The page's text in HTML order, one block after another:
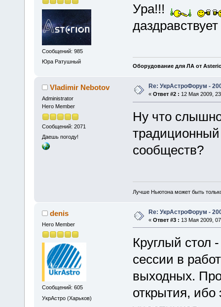
Сообщений: 985
Юра Ратушный
Ура!!!
Оборудование для ЛА от
Vladimir Nebotov
Administrator
Hero Member
Сообщений: 2071
Даешь погоду!
Re: УкрАстроФорум -
« Ответ #2 : 12 Мая 2009,
Ну что
сообществ?
Лучше Ньютона может быть
denis
Hero Member
Сообщений: 605
УкрАстро (Харьков)
Re: УкрАстроФорум -
« Ответ #3 : 13 Мая 2009,
Круглый стол
сессии в
выходных.
открытия, ибо